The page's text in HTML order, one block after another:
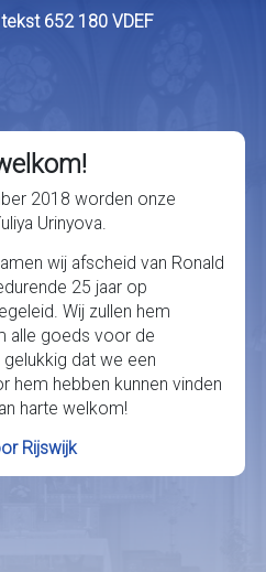
2018 worden onze
Urinyova.
wij afscheid van Ronald
25 jaar op
Wij zullen hem
alle goeds voor de
dat we een
hem hebben kunnen vinden
harte welkom!
Rijswijk